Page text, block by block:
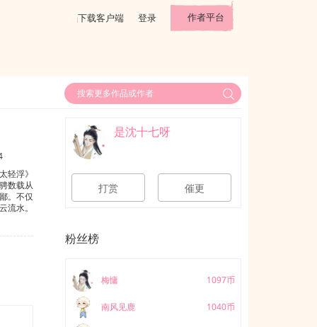
下载客户端 登录 作者平台
轻浮》
数载从
。不仅
流水。
不
，双
是沈十七呀
打赏 催更
粉丝榜
梅慵 1097币
南风见鹿 1040币